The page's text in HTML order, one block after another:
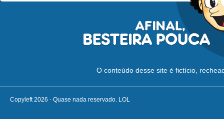
O conteúdo desse site é fictício,
Copyleft 2026 - Quase nada reservado. LOL